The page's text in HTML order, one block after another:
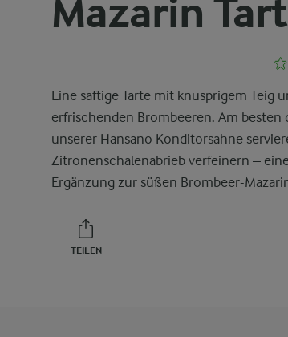
Mazarin
Eine saftige Tarte mit knusprigem Teig
erfrischenden Brombeeren. Am besten
unserer Hansano Konditorsahne
Zitronenschalenabrieb verfeinern –
Ergänzung zur süßen Brombeer-
TEILEN